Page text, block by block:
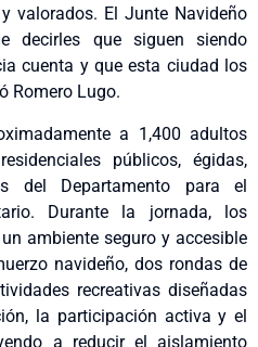
valorados. El Junte Navideño
decirles que siguen siendo
cuenta y que esta ciudad los
Romero Lugo.
a 1,400 adultos
públicos, égidas,
del Departamento para el
Durante la jornada, los
ambiente seguro y accesible
navideño, dos rondas de
recreativas diseñadas
la participación activa y el
a reducir el aislamiento